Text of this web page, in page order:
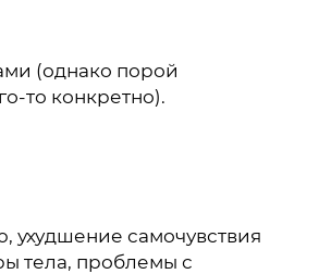
(однако порой
то конкретно).
ухудшение самочувствия
тела, проблемы с